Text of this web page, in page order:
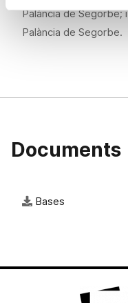
Palància de Segorbe;
Palància de Segorbe.
Documents
Bases